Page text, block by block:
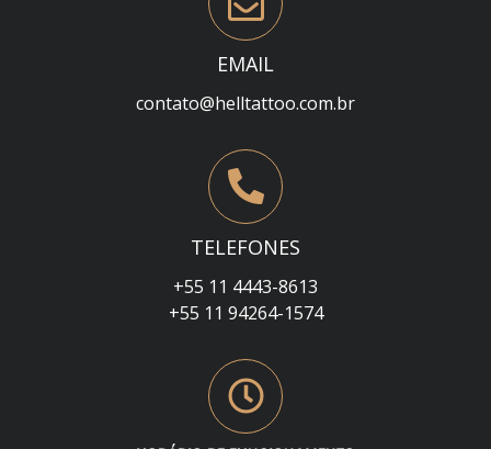
EMAIL
contato@helltattoo.com.br
TELEFONES
+55 11 4443-8613
+55 11 94264-1574